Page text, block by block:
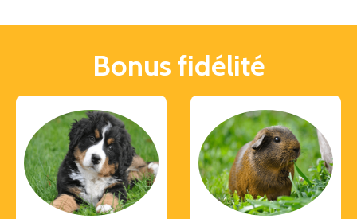
Bonus fidélité